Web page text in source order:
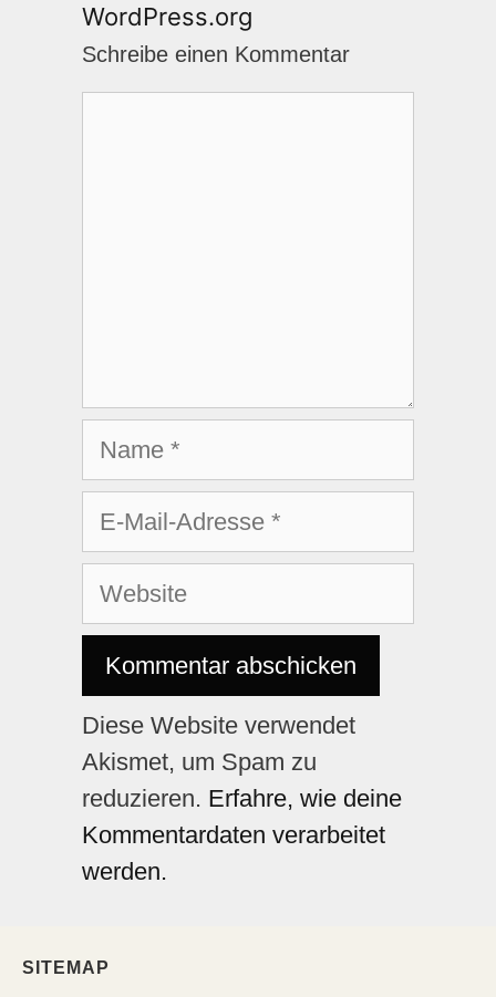
WordPress.org
Schreibe einen Kommentar
Diese Website verwendet
Akismet, um Spam zu
reduzieren. Erfahre, wie deine
Kommentardaten verarbeitet
werden.
SITEMAP